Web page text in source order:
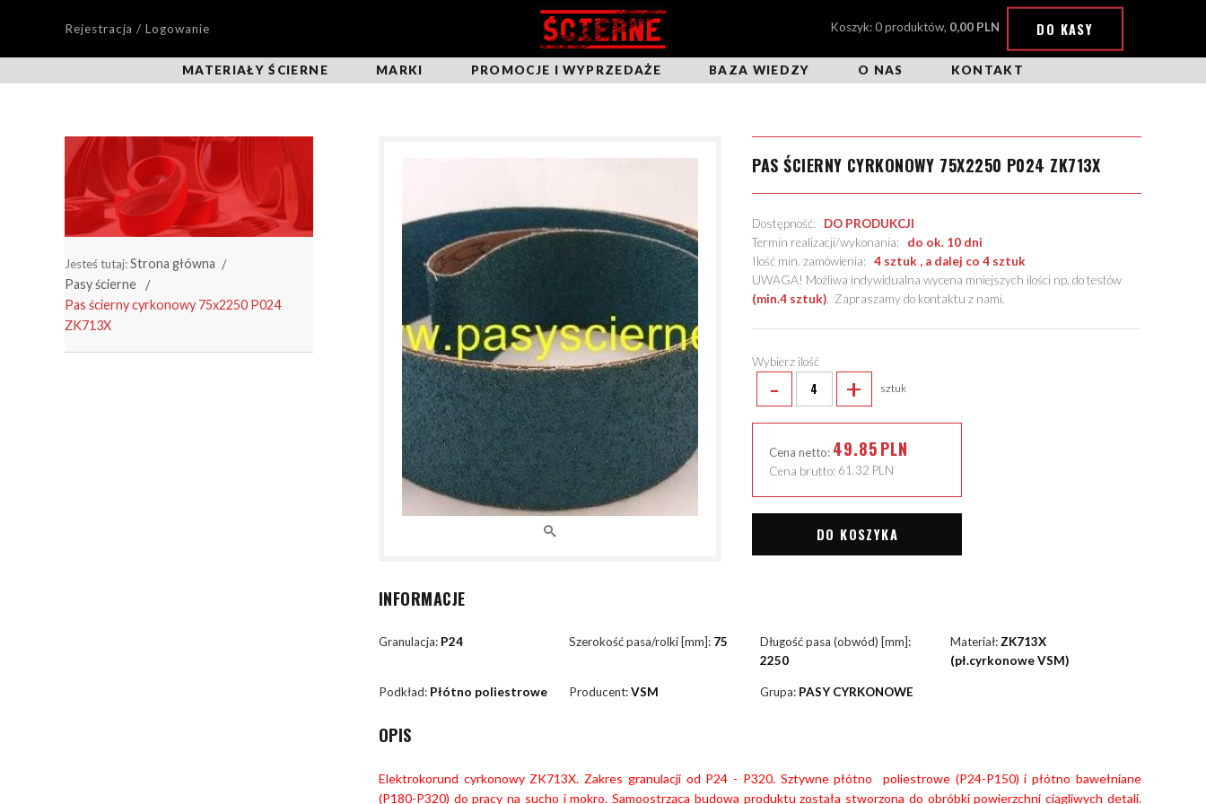
Rejestracja / Logowanie Koszyk: 0 produktów, 0,00 PLN DO KASY
MATERIAŁY ŚCIERNE MARKI PROMOCJE I WYPRZEDAŻE BAZA WIEDZY O NAS KONTAKT
Jesteś tutaj:Strona główna
Pasy ścierne
Pas ścierny cyrkonowy 75x2250 P024
ZK713X
PAS ŚCIERNY CYRKONOWY 75X2250 P024 ZK713X
Dostępność: DO PRODUKCJI
Termin realizacji/wykonania: do ok. 10 dni
Ilość min. zamówienia:4 sztuk , a dalej co 4 sztuk
UWAGA! Możliwa indywidualna wycena mniejszych ilości np. do testów
(min.4 sztuk). Zapraszamy do kontaktu z nami.
Wybierz ilość
- + sztuk
Cena netto: 49.85PLN
Cena brutto: 61.32 PLN
DO KOSZYKA
INFORMACJE
Granulacja: P24 Szerokość pasa/rolki [mm]: 75
Długość pasa (obwód) [mm]:
2250
Materiał:ZK713X
(pł.cyrkonowe VSM)
Podkład: Płótno poliestrowe Producent:VSM Grupa: PASY CYRKONOWE
OPIS
Elektrokorund cyrkonowy ZK713X. Zakres granulacji od P24 - P320. Sztywne płótno poliestrowe (P24-P150) i płótno bawełniane
(P180-P320) do pracy na sucho i mokro. Samoostrząca budowa produktu została stworzona do obróbki powierzchni ciągliwych detali.